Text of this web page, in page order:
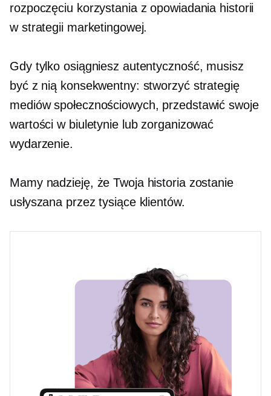
rozpoczęciu korzystania z opowiadania historii
w strategii marketingowej.
Gdy tylko osiągniesz autentyczność, musisz
być z nią konsekwentny: stworzyć strategię
mediów społecznościowych, przedstawić swoje
wartości w biuletynie lub zorganizować
wydarzenie.
Mamy nadzieję, że Twoja historia zostanie
usłyszana przez tysiące klientów.